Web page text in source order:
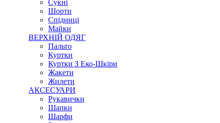
Сукні
Шорти
Спідниці
Майки
ВЕРХНІЙ ОДЯГ
Пальто
Куртки
Куртки З Еко-Шкіри
Жакети
Жилети
АКСЕСУАРИ
Рукавички
Шапки
Шарфи